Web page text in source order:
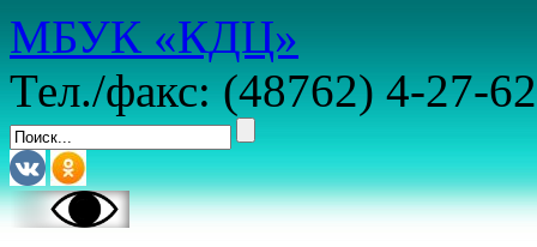
МБУК «КДЦ»
Тел./факс: (48762) 4-27-62